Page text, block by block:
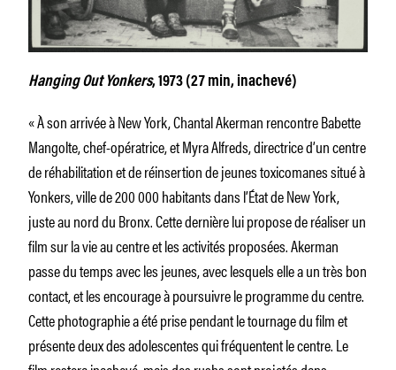
Hanging Out Yonkers, 1973 (27 min, inachevé)
« À son arrivée à New York, Chantal Akerman rencontre Babette
Mangolte, chef-opératrice, et Myra Alfreds, directrice d’un centre
de réhabilitation et de réinsertion de jeunes toxicomanes situé à
Yonkers, ville de 200 000 habitants dans l’État de New York,
juste au nord du Bronx. Cette dernière lui propose de réaliser un
film sur la vie au centre et les activités proposées. Akerman
passe du temps avec les jeunes, avec lesquels elle a un très bon
contact, et les encourage à poursuivre le programme du centre.
Cette photographie a été prise pendant le tournage du film et
présente deux des adolescentes qui fréquentent le centre. Le